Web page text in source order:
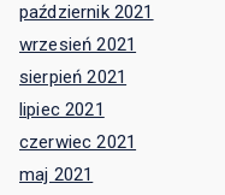
październik 2021
wrzesień 2021
sierpień 2021
lipiec 2021
czerwiec 2021
maj 2021